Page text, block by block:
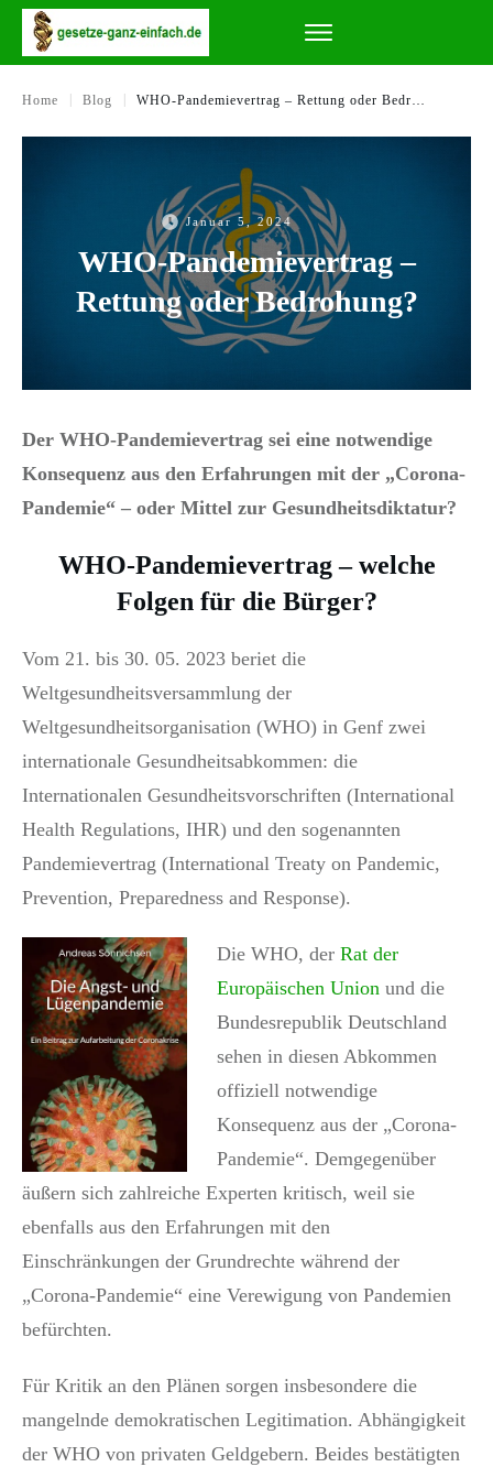
Home Blog
Januar 5, 2024
WHO-Pandemievertrag –
Rettung oder Bedrohung?
Der WHO-Pandemievertrag sei eine notwendige
Konsequenz aus den Erfahrungen mit der „Corona-
Pandemie“ – oder Mittel zur Gesundheitsdiktatur?
WHO-Pandemievertrag – welche
Folgen für die Bürger?
Vom 21. bis 30. 05. 2023 beriet die
Weltgesundheitsversammlung der
Weltgesundheitsorganisation (WHO) in Genf zwei
internationale Gesundheitsabkommen: die
Internationalen Gesundheitsvorschriften (International
Health Regulations, IHR) und den sogenannten
Pandemievertrag (International Treaty on Pandemic,
Prevention, Preparedness and Response).
Die WHO, der Rat der
Europäischen Union und die
Bundesrepublik Deutschland
sehen in diesen Abkommen
offiziell notwendige
Konsequenz aus der „Corona-
Pandemie“. Demgegenüber
äußern sich zahlreiche Experten kritisch, weil sie
ebenfalls aus den Erfahrungen mit den
Einschränkungen der Grundrechte während der
„Corona-Pandemie“ eine Verewigung von Pandemien
befürchten.
Für Kritik an den Plänen sorgen insbesondere die
mangelnde demokratischen Legitimation. Abhängigkeit
der WHO von privaten Geldgebern. Beides bestätigten